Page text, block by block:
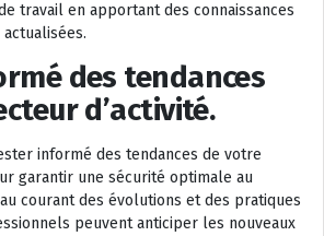
travail en apportant des connaissances
des tendances
d’activité.
informé des tendances de votre
garantir une sécurité optimale au
courant des évolutions et des pratiques
peuvent anticiper les nouveaux